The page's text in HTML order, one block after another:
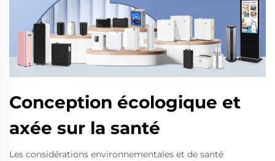
Conception écologique et
axée sur la santé
Les considérations environnementales et de santé